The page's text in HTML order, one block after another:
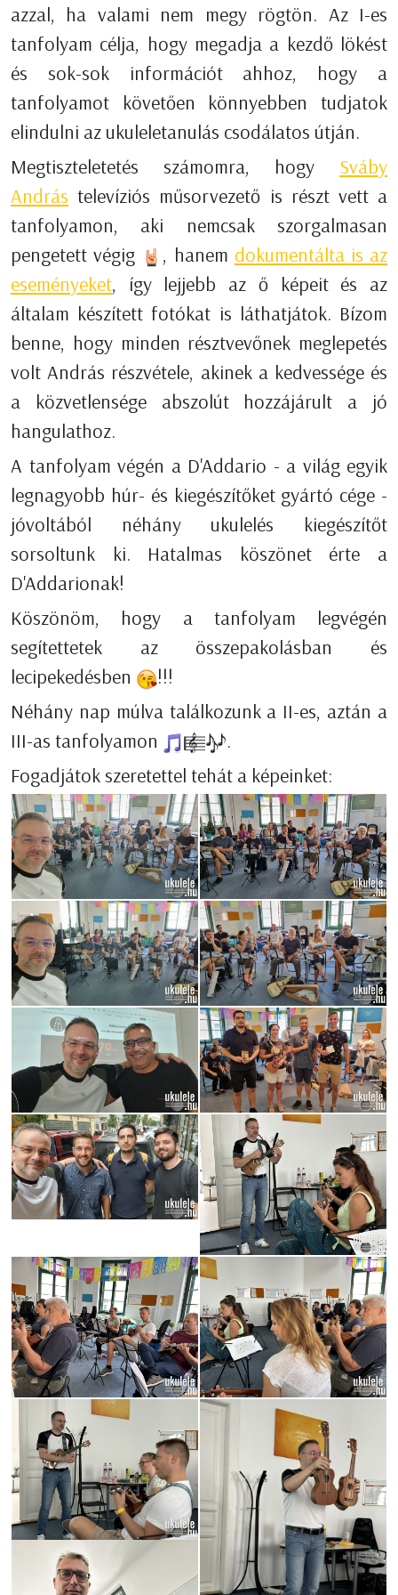
azzal, ha valami nem megy rögtön. Az I-es
tanfolyam célja, hogy megadja a kezdő lökést
és sok-sok információt ahhoz, hogy a
tanfolyamot követően könnyebben tudjatok
elindulni az ukuleletanulás csodálatos útján.
Megtiszteletetés számomra, hogy Sváby
András televíziós műsorvezető is részt vett a
tanfolyamon, aki nemcsak szorgalmasan
pengetett végig
, hanem dokumentálta is az
eseményeket, így lejjebb az ő képeit és az
általam készített fotókat is láthatjátok. Bízom
benne, hogy minden résztvevőnek meglepetés
volt András részvétele, akinek a kedvessége és
a közvetlensége abszolút hozzájárult a jó
hangulathoz.
A tanfolyam végén a D'Addario - a világ egyik
legnagyobb húr- és kiegészítőket gyártó cége -
jóvoltából néhány ukulelés kiegészítőt
sorsoltunk ki. Hatalmas köszönet érte a
D'Addarionak!
Köszönöm, hogy a tanfolyam legvégén
segítettetek az összepakolásban és
lecipekedésben
!!!
Néhány nap múlva találkozunk a II-es, aztán a
III-as tanfolyamon
.
Fogadjátok szeretettel tehát a képeinket: